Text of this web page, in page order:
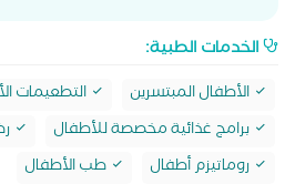
الخدمات الطبية:
الأطفال المبتسرين
التطعيمات
برامج غذائية مخصصة للأطفال
روماتيزم أطفال
طب الأطفال